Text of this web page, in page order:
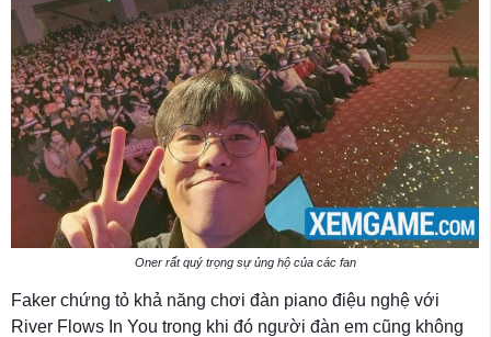
Oner rất quý trọng sự ủng hộ của các fan
Faker chứng tỏ khả năng chơi đàn piano điệu nghệ với
River Flows In You trong khi đó người đàn em cũng không